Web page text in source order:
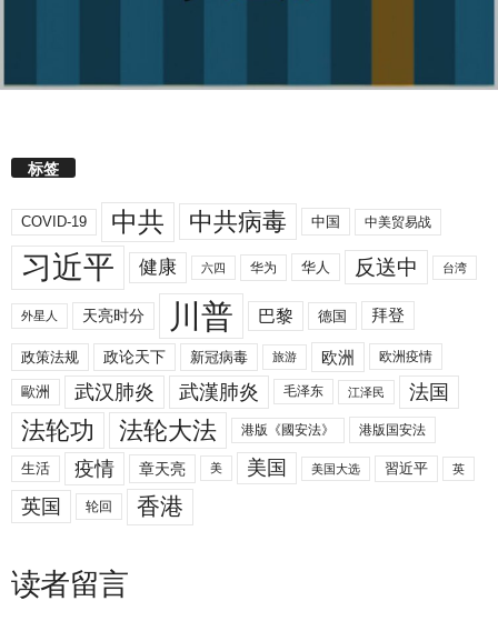
标签
COVID-19 中共 中共病毒 中国 中美贸易战
习近平 健康 六四 华为 华人 反送中 台湾
外星人 天亮时分 川普 巴黎 德国 拜登
政策法规 政论天下 新冠病毒 旅游 欧洲 欧洲疫情
歐洲 武汉肺炎 武漢肺炎 毛泽东 江泽民 法国
法轮功 法轮大法 港版《國安法》 港版国安法
生活 疫情 章天亮 美 美国 美国大选 習近平 英
英国 轮回 香港
读者留言